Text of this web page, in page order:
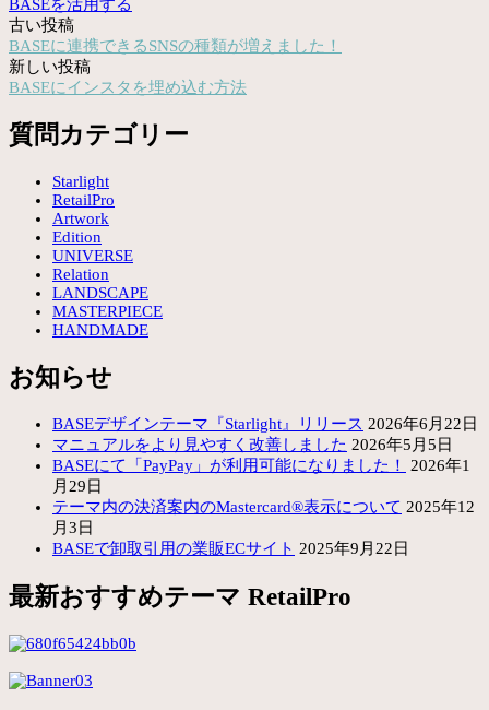
BASEを活用する
投
稿
ナ
ビ
古い投稿
BASEに連携できるSNSの種類が増えました！
新しい投稿
BASEにインスタを埋め込む方法
質問カテゴリー
Starlight
RetailPro
Artwork
Edition
UNIVERSE
Relation
LANDSCAPE
MASTERPIECE
HANDMADE
お知らせ
BASEデザインテーマ『Starlight』リリース 2026年6月22日
マニュアルをより見やすく改善しました 2026年5月5日
BASEにて「PayPay」が利用可能になりました！
2026年1
月29日
テーマ内の決済案内のMastercard®表示について 2025年12
月3日
BASEで卸取引用の業販ECサイト 2025年9月22日
最新おすすめテーマ RetailPro